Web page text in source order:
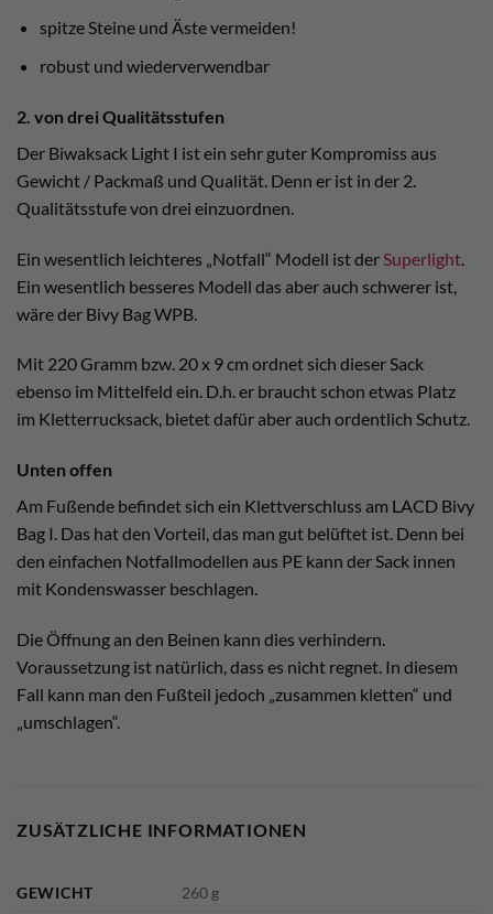
spitze Steine und Äste vermeiden!
robust und wiederverwendbar
2. von drei Qualitätsstufen
Der Biwaksack Light I ist ein sehr guter Kompromiss aus
Gewicht / Packmaß und Qualität. Denn er ist in der 2.
Qualitätsstufe von drei einzuordnen.
Ein wesentlich leichteres „Notfall“ Modell ist der Superlight
Ein wesentlich besseres Modell das aber auch schwerer ist,
wäre der Bivy Bag WPB.
Mit 220 Gramm bzw. 20 x 9 cm ordnet sich dieser Sack
ebenso im Mittelfeld ein. D.h. er braucht schon etwas Platz
im Kletterrucksack, bietet dafür aber auch ordentlich Schutz.
Unten offen
Am Fußende befindet sich ein Klettverschluss am LACD Bivy
Bag I. Das hat den Vorteil, das man gut belüftet ist. Denn bei
den einfachen Notfallmodellen aus PE kann der Sack innen
mit Kondenswasser beschlagen.
Die Öffnung an den Beinen kann dies verhindern.
Voraussetzung ist natürlich, dass es nicht regnet. In diesem
Fall kann man den Fußteil jedoch „zusammen kletten“ und
„umschlagen“.
ZUSÄTZLICHE INFORMATIONEN
GEWICHT 260 g